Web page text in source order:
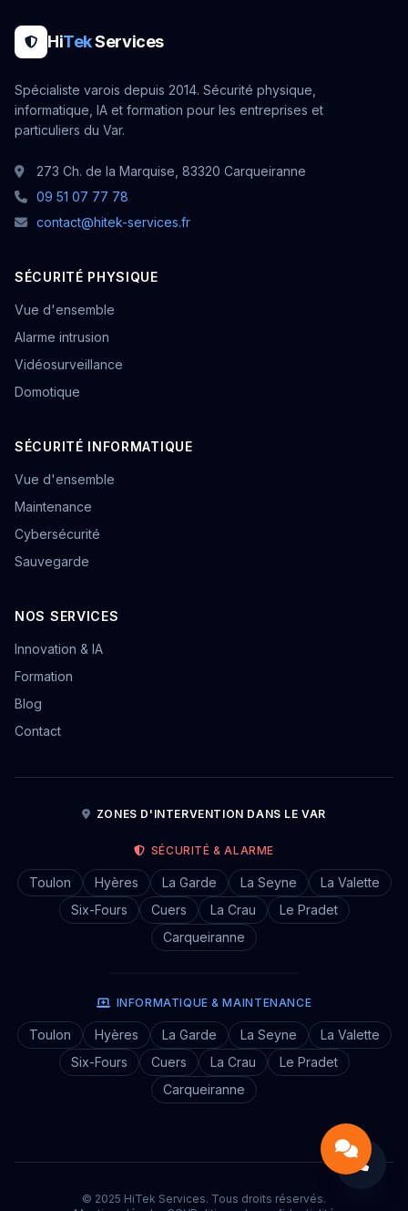
HiTekServices
Spécialiste varois depuis 2014. Sécurité physique,
informatique, IA et formation pour les entreprises et
particuliers du Var.
273 Ch. de la Marquise, 83320 Carqueiranne
09 51 07 77 78
contact@hitek-services.fr
SÉCURITÉ PHYSIQUE
Vue d'ensemble
Alarme intrusion
Vidéosurveillance
Domotique
SÉCURITÉ INFORMATIQUE
Vue d'ensemble
Maintenance
Cybersécurité
Sauvegarde
NOS SERVICES
Innovation & IA
Formation
Blog
Contact
ZONES D'INTERVENTION DANS LE VAR
SÉCURITÉ & ALARME
Toulon Hyères La Garde La Seyne
La Valette
Six-Fours
Cuers La Crau
Le Pradet
Carqueiranne
INFORMATIQUE & MAINTENANCE
Toulon Hyères La Garde La Seyne
La Valette
Six-Fours
Cuers La Crau
Le Pradet
Carqueiranne
© 2025 HiTek Services. Tous droits réservés.